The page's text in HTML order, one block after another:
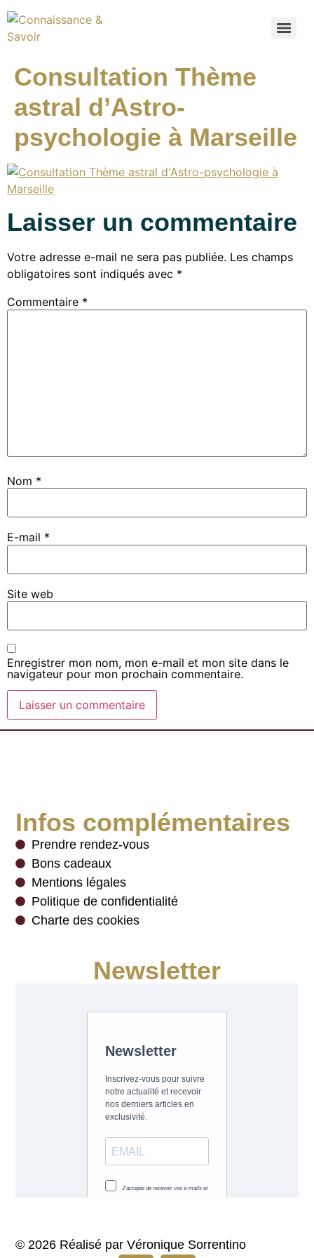
Consultation Thème
astral d’Astro-
psychologie à Marseille
Laisser un commentaire
Votre adresse e-mail ne sera pas publiée. Les champs
obligatoires sont indiqués avec *
Commentaire *
Nom *
E-mail *
Site web
Enregistrer mon nom, mon e-mail et mon site dans le
navigateur pour mon prochain commentaire.
Infos complémentaires
Prendre rendez-vous
Bons cadeaux
Mentions légales
Politique de confidentialité
Charte des cookies
Newsletter
© 2026 Réalisé par Véronique Sorrentino